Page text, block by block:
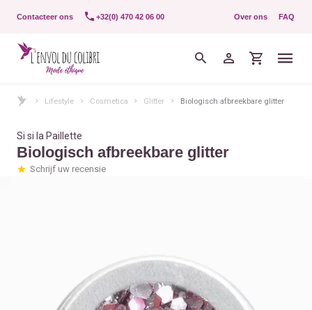
Contacteer ons +32(0) 470 42 06 00 Over ons FAQ
Lifestyle Cosmetica Glitter Biologisch afbreekbare glitter
Si si la Paillette
Biologisch afbreekbare glitter
Schrijf uw recensie